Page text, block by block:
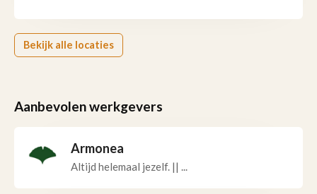
Bekijk alle locaties
Aanbevolen werkgevers
Armonea
Altijd helemaal jezelf. || ...